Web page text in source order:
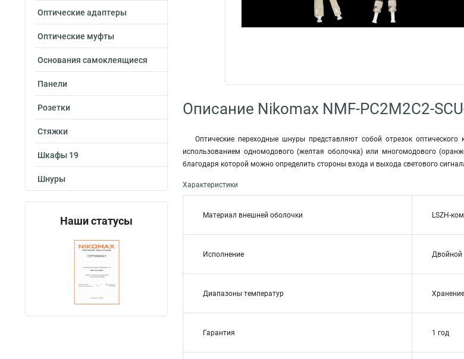
Оптические адаптеры
Оптические муфты
Основания самоклеящиеся
Панели
Розетки
Стяжки
Шкафы 19
Шнуры
Наши статусы
Описание Nikomax NMF-PC2M2C2-
Оптические переходные шнуры представляют собой отрезок
использованием одномодового (желтая оболочка) или многомодового
благодаря которой можно определить стороны входа и выхода светового
Характеристики
Материал внешней оболочки LSZH-
Исполнение Двойной
Диапазоны температур
Гарантия 1 год